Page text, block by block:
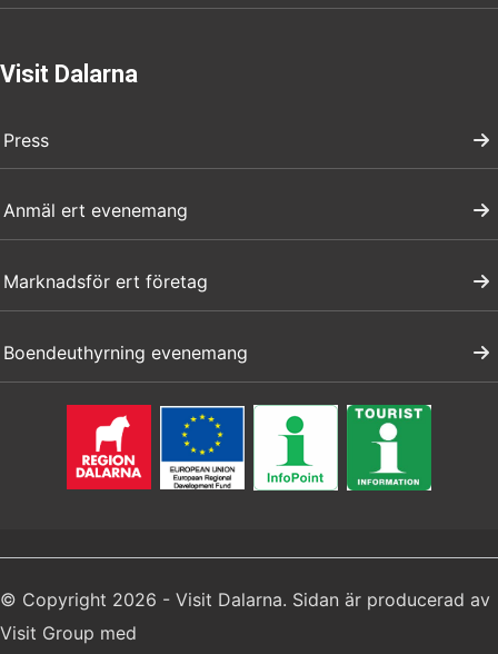
Visit Dalarna
Press
Anmäl ert evenemang
Marknadsför ert företag
Boendeuthyrning evenemang
© Copyright 2026 - Visit Dalarna. Sidan är producerad av
Visit Group med